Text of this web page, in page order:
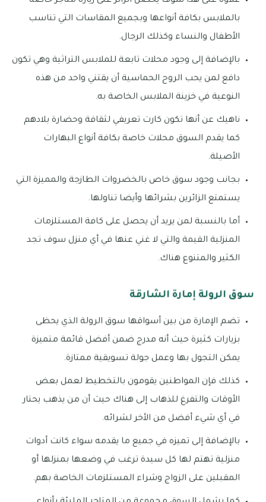
بالملابس بكافة أنواعها وبجميع المقاسات التي تناسب
الأطفال والنساء وكذلك الرجال.
بالإضافة إلى وجود محلات تابعة للملابس التراثية وهي تكون
دافع لمن يحب الروح الحماسية أن يقتني واحد من هذه
النوعية في خزينة الملابس الخاصة به.
ناهيك عن أنها تكون كارت تعريفي لثقافة وحضارة بلادهم
كما يقدم السوق محلات خاصة بكافة أنواع البهارات
الأصيلة.
بجانب وجود سوق خاص بالخضروات الطازجة والمميزة التي
يستمتع الزائرين بشرائها وأيضا تناولها.
أما بالنسبة لمن يريد أن يحصل على كافة المستلزمات
المنزلية القيمة والتي لا غني عنها في أي منزل سوف تجد
الكثير والمتنوع هناك.
سوق الرولة إمارة الشارقة
تضم الإمارة من بين أسواقها سوق الرولة الذي يحظى
بزيارات كثيرة حيث أنه مدرج ضمن أفضل قائمة متميزة
يمكن التجول بها وعمل جولة تسويقية ممتازة.
كذلك فإن المواطنين يقومون بالتخطيط لعمل بعض
الأوقات والتفرغ للذهاب إلى هناك حيث أن من يذهب يحتار
في أي شيء أفضل من الأخر لشرائه.
بالإضافة إلى تميزه في جميع ما يقدمه سواء كانت أدوات
منزلية تهتم لها كل سيدة ترغب في وضعها بمنزلها أو
المقبلين على الزواج وشراء المستلزمات الخاصة بهم.